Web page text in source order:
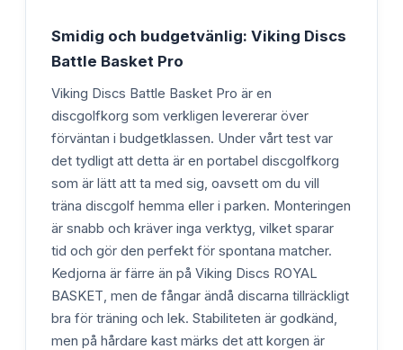
Smidig och budgetvänlig: Viking Discs
Battle Basket Pro
Viking Discs Battle Basket Pro är en
discgolfkorg som verkligen levererar över
förväntan i budgetklassen. Under vårt test var
det tydligt att detta är en portabel discgolfkorg
som är lätt att ta med sig, oavsett om du vill
träna discgolf hemma eller i parken. Monteringen
är snabb och kräver inga verktyg, vilket sparar
tid och gör den perfekt för spontana matcher.
Kedjorna är färre än på Viking Discs ROYAL
BASKET, men de fångar ändå discarna tillräckligt
bra för träning och lek. Stabiliteten är godkänd,
men på hårdare kast märks det att korgen är